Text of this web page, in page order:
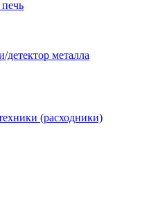
металла
(расходники)